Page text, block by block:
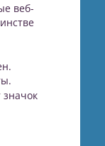
веб-
значок